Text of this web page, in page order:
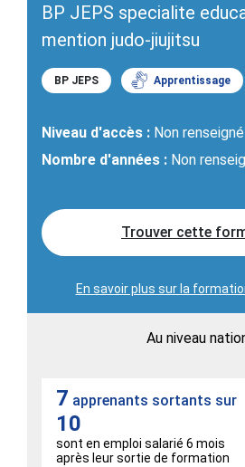
BP JEPS specialite
mention judo-jiujitsu
BP JEPS Apprentissage
Niveau d'accès : Non renseigné
Nombre d'années : Non
Trouver cette
En savoir plus sur la
Au niveau
7 apprenants sortants sur
10
sont en emploi salarié 6 mois
après leur sortie de formation